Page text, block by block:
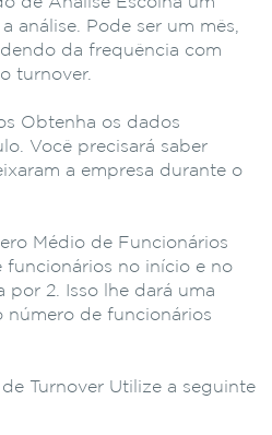
análise. Pode ser um mês,
da frequência com
turnover.
Obtenha os dados
Você precisará saber
a empresa durante o
Médio de Funcionários
funcionários no início e no
2. Isso lhe dará uma
número de funcionários
de Turnover Utilize a seguinte